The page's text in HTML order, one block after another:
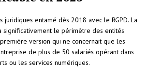
juridiques entamé dès 2018 avec le RGPD. La
le périmètre des entités
version qui ne concernait que les
de plus de 50 salariés opérant dans
ou les services numériques.